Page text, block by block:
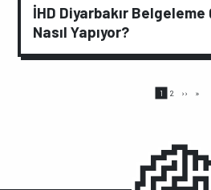
İHD Diyarbakır Belgeleme
Nasıl Yapıyor?
Page
1 2
sayfa
››
sayfa
»